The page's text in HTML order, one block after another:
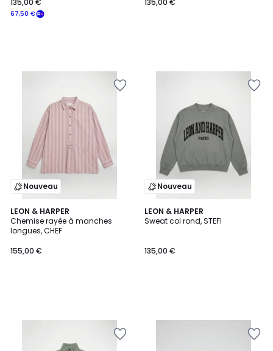
67,50 €
135,00 € 135,00 €
Nouveau
LEON & HARPER
Chemise rayée à manches
longues, CHEF
155,00 €
Nouveau
LEON & HARPER
Sweat col rond, STEFI
135,00 €